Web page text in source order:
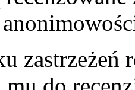
zastrzeżeń